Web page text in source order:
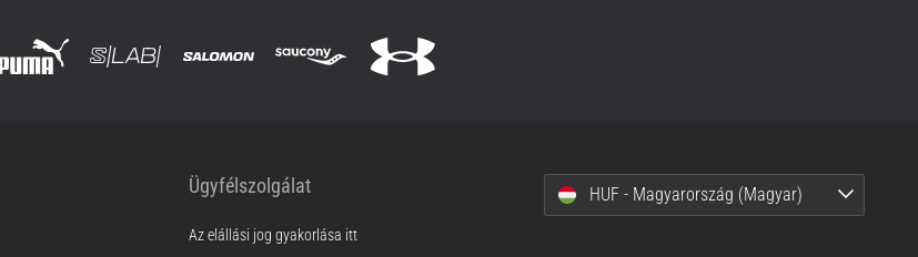
Ügyfélszolgálat
Az elállási jog gyakorlása itt
HUF - Magyarország (Magyar)